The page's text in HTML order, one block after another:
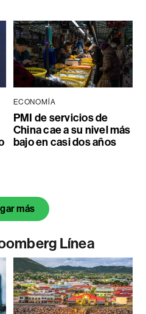
ECONOMÍA
PMI de servicios de
China cae a su nivel más
bajo en casi dos años
más
Línea